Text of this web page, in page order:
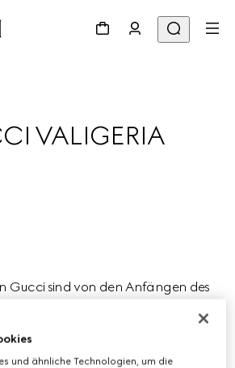
VALIGERIA
Gucci sind von den Anfängen des
Saison als ideale Begleiter für
Freude und Leichtigkeit.
und ähnliche Technologien, um die